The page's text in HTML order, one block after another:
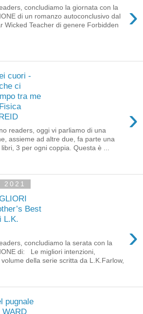
›
concludiamo la giornata con la
di un romanzo autoconclusivo dal
Wicked Teacher di genere Forbidden
cuori -
ci
tra me
›
readers, oggi vi parliamo di una
assieme ad altre due, fa parte una
3 per ogni coppia. Questa è ...
2021
Best
L.K.
›
concludiamo la serata con la
di: Le migliori intenzioni,
della serie scritta da L.K.Farlow,
pugnale